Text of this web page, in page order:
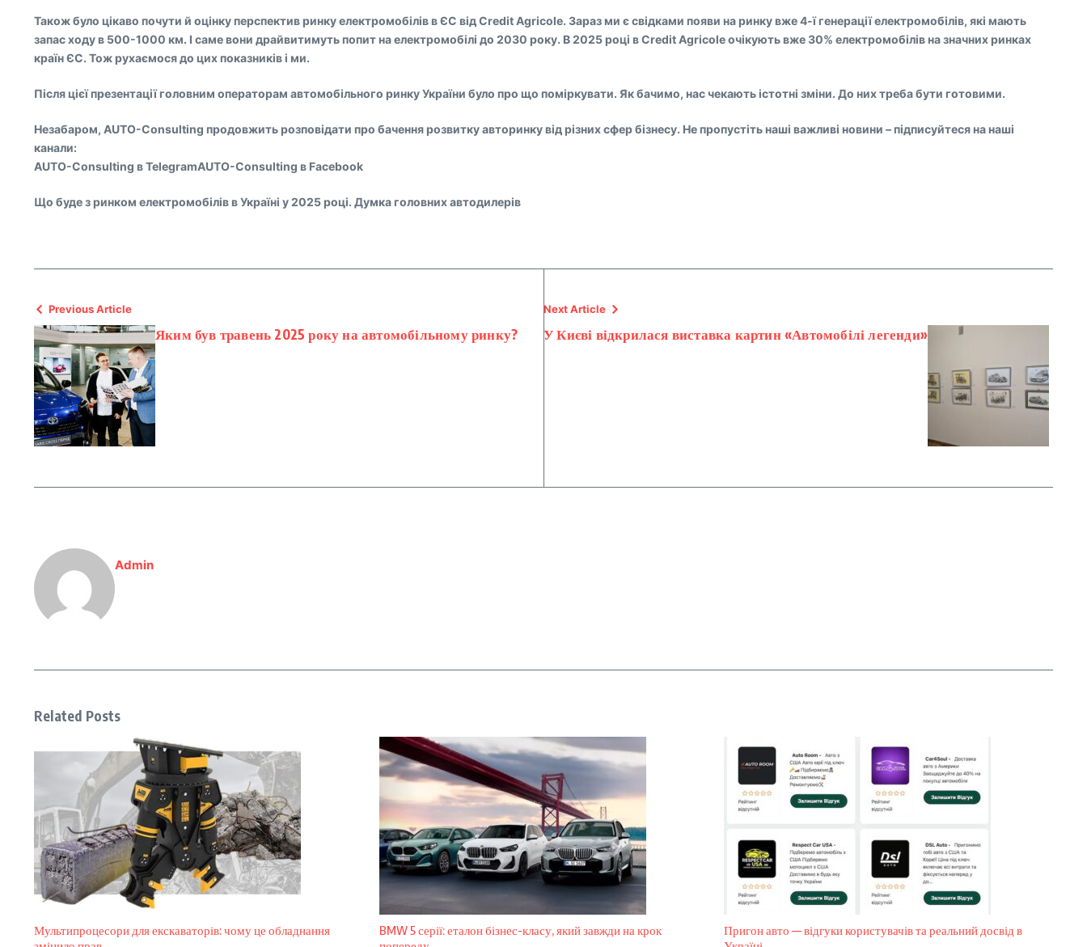
Також було цікаво почути й оцінку перспектив ринку електромобілів в ЄС від Credit Agricole. Зараз ми є свідками появи на ринку вже 4-ї генерації електромобілів, які мають
запас ходу в 500-1000 км. І саме вони драйвитимуть попит на електромобілі до 2030 року. В 2025 році в Credit Agricole очікують вже 30% електромобілів на значних ринках
країн ЄС. Тож рухаємося до цих показників і ми.
Після цієї презентації головним операторам автомобільного ринку України було про що поміркувати. Як бачимо, нас чекають істотні зміни. До них треба бути готовими.
Незабаром, AUTO-Consulting продовжить розповідати про бачення розвитку авторинку від різних сфер бізнесу. Не пропустіть наші важливі новини – підписуйтеся на наші
канали:
AUTO-Consulting в TelegramAUTO-Consulting в Facebook
Що буде з ринком електромобілів в Україні у 2025 році. Думка головних автодилерів
Previous Article
Яким був травень 2025 року на автомобільному ринку?
Next Article
У Києві відкрилася виставка картин «Автомобілі легенди»
Admin
Related Posts
Мультипроцесори для екскаваторів: чому це обладнання
BMW 5 серії: еталон бізнес-класу, який завжди на крок
Пригон авто — відгуки користувачів та реальний досвід в